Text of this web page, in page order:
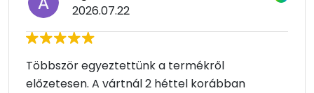
2026.07.22
Többször egyeztettünk a termékről
előzetesen. A vártnál 2 héttel korábban